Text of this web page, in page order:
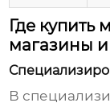
Где
магазины
В